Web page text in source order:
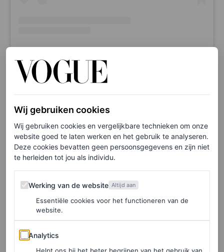
September 2019: Vogue France
Wij gebruiken cookies
Wij gebruiken cookies en vergelijkbare technieken om onze
website goed te laten werken en het gebruik te analyseren.
Deze cookies bevatten geen persoonsgegevens en zijn niet
te herleiden tot jou als individu.
Werking van de website
Werking van de website Altijd aan
Essentiële cookies voor het functioneren van de
website.
Analytics
Analytics